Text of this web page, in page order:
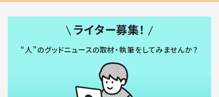
ライター募集！
“人”のグッドニュースの取材・執筆をしてみませんか？